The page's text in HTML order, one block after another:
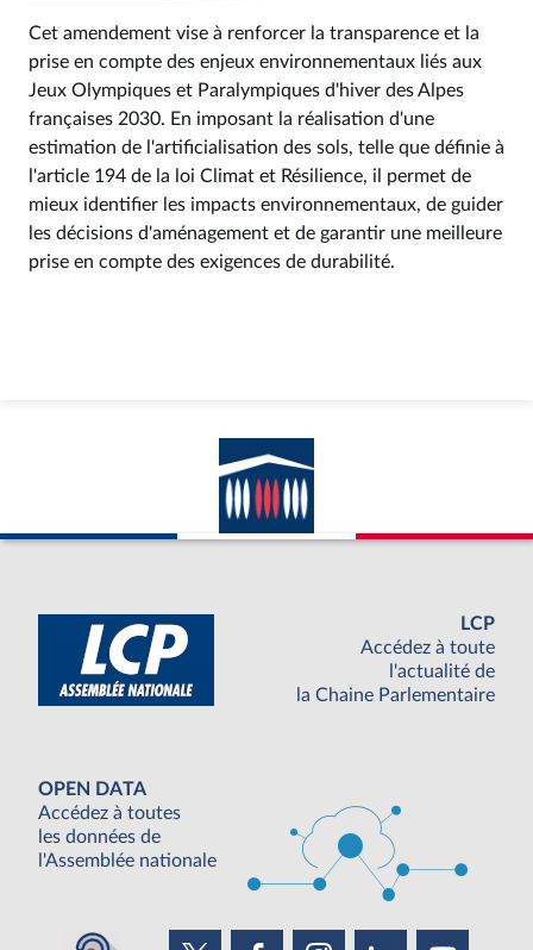
Cet amendement vise à renforcer la transparence et la
prise en compte des enjeux environnementaux liés aux
Jeux Olympiques et Paralympiques d'hiver des Alpes
françaises 2030. En imposant la réalisation d'une
estimation de l'artificialisation des sols, telle que définie à
l'article 194 de la loi Climat et Résilience, il permet de
mieux identifier les impacts environnementaux, de guider
les décisions d'aménagement et de garantir une meilleure
prise en compte des exigences de durabilité.
LCP
Accédez à toute
l'actualité de
la Chaine Parlementaire
OPEN DATA
Accédez à toutes
les données de
l'Assemblée nationale